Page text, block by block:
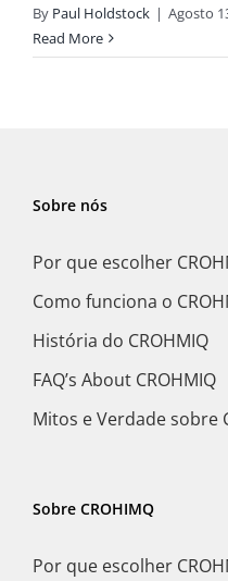
By Paul Holdstock | Agosto
Read More
Sobre nós
Por que escolher
Como funciona o
História do CROHMIQ
FAQ’s About CROHMIQ
Mitos e Verdade sobre
Sobre CROHIMQ
Por que escolher